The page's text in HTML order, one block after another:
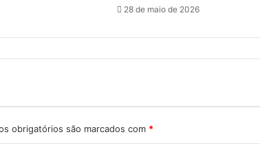
28 de maio de 2026
obrigatórios são marcados com *